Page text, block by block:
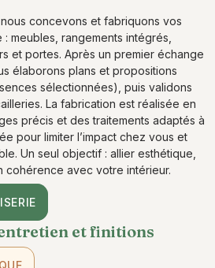
concevons et fabriquons vos
meubles, rangements intégrés,
et portes. Après un premier échange
élaborons plans et propositions
sélectionnées), puis validons
La fabrication est réalisée en
précis et des traitements adaptés à
pour limiter l’impact chez vous et
Un seul objectif : allier esthétique,
cohérence avec votre intérieur.
et finitions